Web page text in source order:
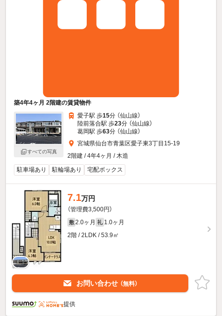
築4年4ヶ月 2階建の賃貸物件
すべての写真
愛子駅 歩15分 （仙山線）
陸前落合駅 歩23分 （仙山線）
葛岡駅 歩63分 （仙山線）
宮城県仙台市青葉区愛子東3丁目15-19
2階建 / 4年4ヶ月 / 木造
駐車場あり
駐輪場あり 宅配ボックス
7.1万円
（管理費3,500円）
敷 2.0ヶ月 礼 1.0ヶ月
2階 / 2LDK / 53.9㎡
お問い合わせ （無料）
提供